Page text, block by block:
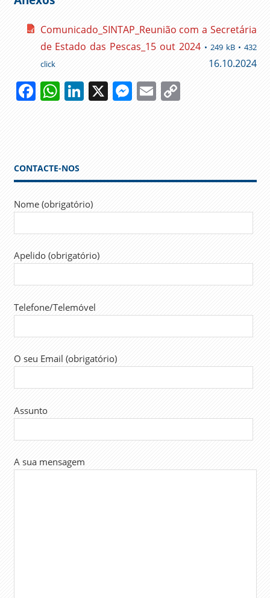
Comunicado_SINTAP_Reunião com a Secretária
de Estado das Pescas_15 out 2024 • 249 kB • 432
click
16.10.2024
Facebook
WhatsApp
LinkedIn
X Messenger
EmailCopy
DE PESCAS
MINISTÉRIO
AGRICULTURA
COLETIVA
SINTAP
CONTACTE-NOS
Nome (obrigatório)
Apelido (obrigatório)
Telefone/Telemóvel
O seu Email (obrigatório)
Assunto
A sua mensagem